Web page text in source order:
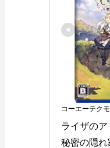
コーエーテク
ライザのア
秘密の隠れ